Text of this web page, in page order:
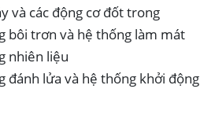
và các động cơ đốt trong
bôi trơn và hệ thống làm mát
nhiên liệu
đánh lửa và hệ thống khởi động